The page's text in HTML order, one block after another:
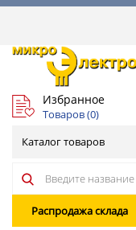
Избранное
Товаров (0)
Каталог товаров
Распродажа склада